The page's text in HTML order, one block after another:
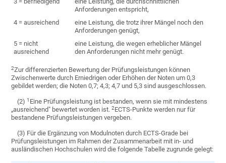
Anforderungen entspricht,
4 = ausreichend
eine Leistung, die trotz ihrer Mängel noch den
Anforderungen genügt,
5 = nicht
ausreichend
eine Leistung, die wegen erheblicher Mängel
den Anforderungen nicht mehr genügt.
2Zur differenzierten Bewertung der Prüfungsleistungen können
Zwischenwerte durch Erniedrigen oder Erhöhen der Noten um 0,3
gebildet werden; die Noten 0,7; 4,3; 4,7 und 5,3 sind ausgeschlossen.
(2)1 Eine Prüfungsleistung ist bestanden, wenn sie mit mindestens
„ausreichend" bewertet worden ist.2ECTS-Punkte werden nur für
bestandene Prüfungsleistungen vergeben.
(3) Für die Ergänzung von Modulnoten durch ECTS-Grade bei
Prüfungsleistungen im Rahmen der Zusammenarbeit mit in- und
ausländischen Hochschulen wird die folgende Tabelle zugrunde gelegt: